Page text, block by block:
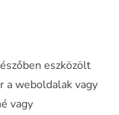
eszközölt
a weboldalak vagy
vagy